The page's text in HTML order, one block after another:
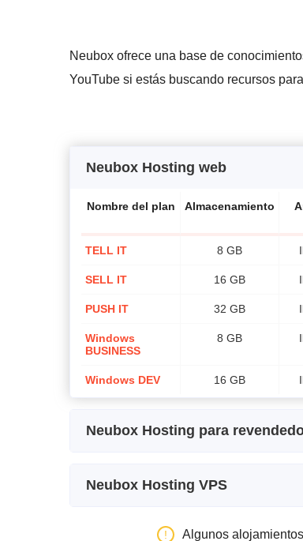
Neubox ofrece una base de
YouTube si estás buscando recursos
Neubox Hosting web
Nombre del plan Almacenamiento
TELL IT 8 GB
SELL IT 16 GB
PUSH IT 32 GB
Windows
BUSINESS
8 GB
Windows DEV 16 GB
Neubox Hosting para
48 GB
Neubox Hosting VPS
Nombre del plan
Algunos